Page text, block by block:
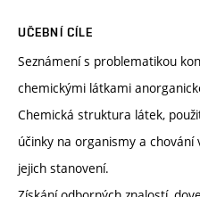
UČEBNÍ CÍLE
Seznámení s problematikou
chemickými látkami
Chemická struktura látek,
účinky na organismy a
jejich stanovení.